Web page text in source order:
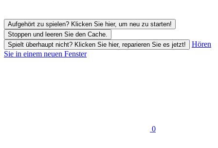
Aufgehört zu spielen? Klicken Sie hier, um neu zu starten!
Stoppen und leeren Sie den Cache.
Spielt überhaupt nicht? Klicken Sie hier, reparieren Sie es jetzt!
Hören
Sie in einem neuen Fenster
0